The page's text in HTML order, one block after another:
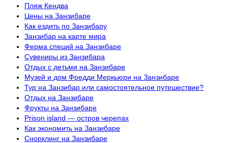
Пляж Кендва
Цены на Занзибаре
Как ездить по Занзибару
Занзибар на карте мира
Ферма специй на Занзибаре
Сувениры из Занзибара
Отдых с детьми на Занзибаре
Музей и дом Фредди Меркьюри на Занзибаре
Тур на Занзибар или самостоятельное путешествие?
Отдых на Занзибаре
Фрукты на Занзибаре
Prison island — остров черепах
Как экономить на Занзибаре
Снорклинг на Занзибаре